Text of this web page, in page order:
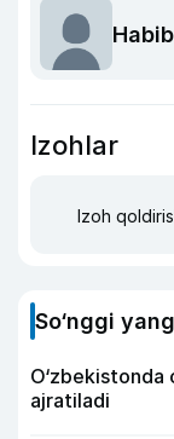
Izohlar
Izoh
So‘nggi
O‘zbekistonda
ajratiladi